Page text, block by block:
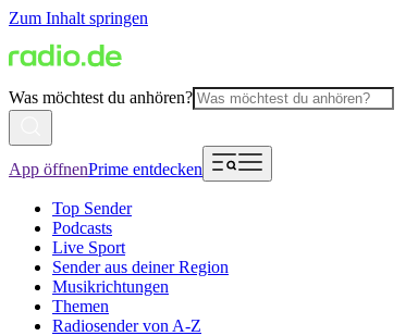
Zum Inhalt springen
Was möchtest du anhören?
App öffnenPrime entdecken
Top Sender
Podcasts
Live Sport
Sender aus deiner Region
Musikrichtungen
Themen
Radiosender von A-Z